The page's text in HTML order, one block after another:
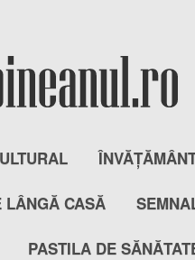
LÂNGĂ CASĂ
PASTILA DE